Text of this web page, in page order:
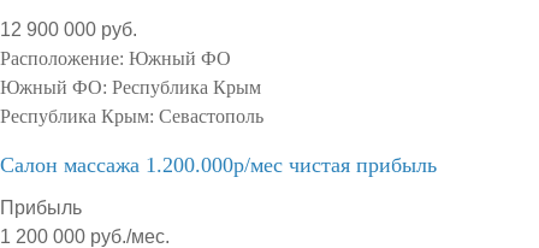
12 900 000 руб.
Расположение: Южный ФО
Южный ФО: Республика Крым
Республика Крым: Севастополь
Салон массажа 1.200.000р/мес чистая прибыль
Прибыль
1 200 000 руб./мес.